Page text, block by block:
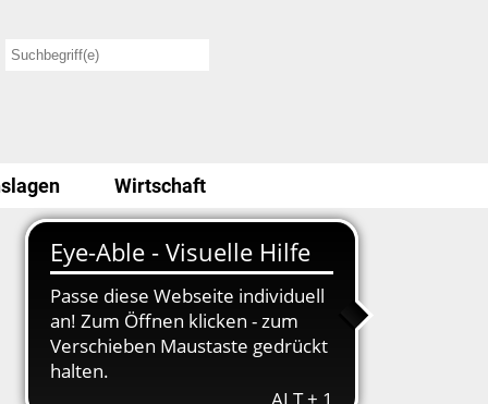
Wirtschaft
Stellenausschreibung